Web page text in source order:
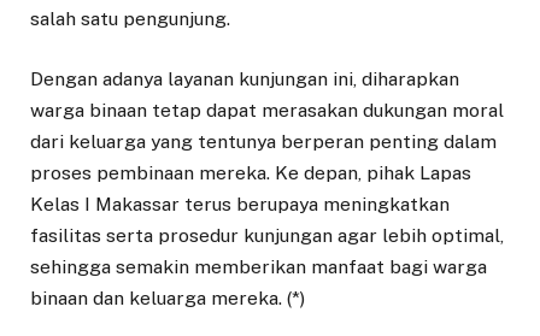
salah satu pengunjung.
Dengan adanya layanan kunjungan ini, diharapkan
warga binaan tetap dapat merasakan dukungan moral
dari keluarga yang tentunya berperan penting dalam
proses pembinaan mereka. Ke depan, pihak Lapas
Kelas I Makassar terus berupaya meningkatkan
fasilitas serta prosedur kunjungan agar lebih optimal,
sehingga semakin memberikan manfaat bagi warga
binaan dan keluarga mereka. (*)